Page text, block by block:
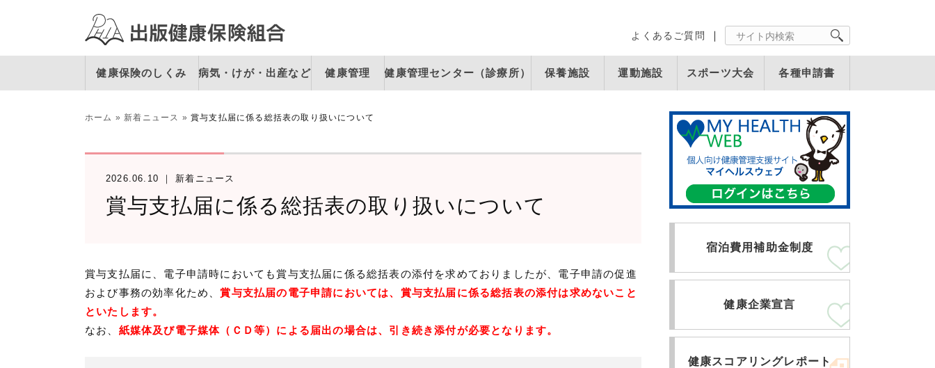
よくあるご質問
健康保険のしくみ 病気・けが・出産など 健康管理 健康管理センター（診療所） 保養施設 運動施設 スポーツ大会 各種申請書
ホーム » 新着ニュース »賞与支払届に係る総括表の取り扱いについて
2026.06.10 新着ニュース
賞与支払届に係る総括表の取り扱いについて
賞与支払届に、電子申請時においても賞与支払届に係る総括表の添付を求めておりましたが、電子申請の促進
および事務の効率化ため、 賞与支払届の電子申請においては、賞与支払届に係る総括表の添付は求めないこと
といたします。
なお、 紙媒体及び電子媒体（ＣＤ等）による届出の場合は、引き続き添付が必要となります。
宿泊費用補助金制度
健康企業宣言
健康スコアリングレポート